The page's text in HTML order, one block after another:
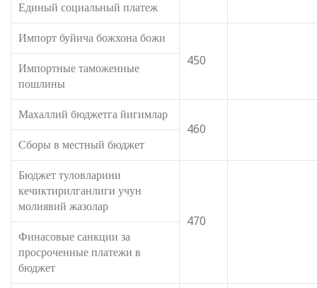
Единый социальный платеж
Импорт буйича божхона божи
450
Импортные таможенные
пошлины
Махаллий бюджетга йигимлар
460
Сборы в местный бюджет
Бюджет туловларини
кечиктирилганлиги учун
молиявий жазолар
470
Финасовые санкции за
просроченные платежи в
бюджет